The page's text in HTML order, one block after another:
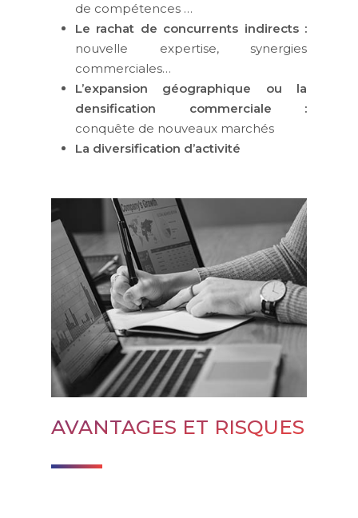
de compétences …
Le rachat de concurrents indirects :
nouvelle expertise, synergies
commerciales…
L’expansion géographique ou la
densification commerciale :
conquête de nouveaux marchés
La diversification d’activité
AVANTAGES ET RISQUES